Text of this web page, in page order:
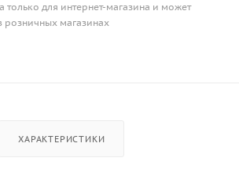
только для интернет-магазина и может
розничных магазинах
ХАРАКТЕРИСТИКИ